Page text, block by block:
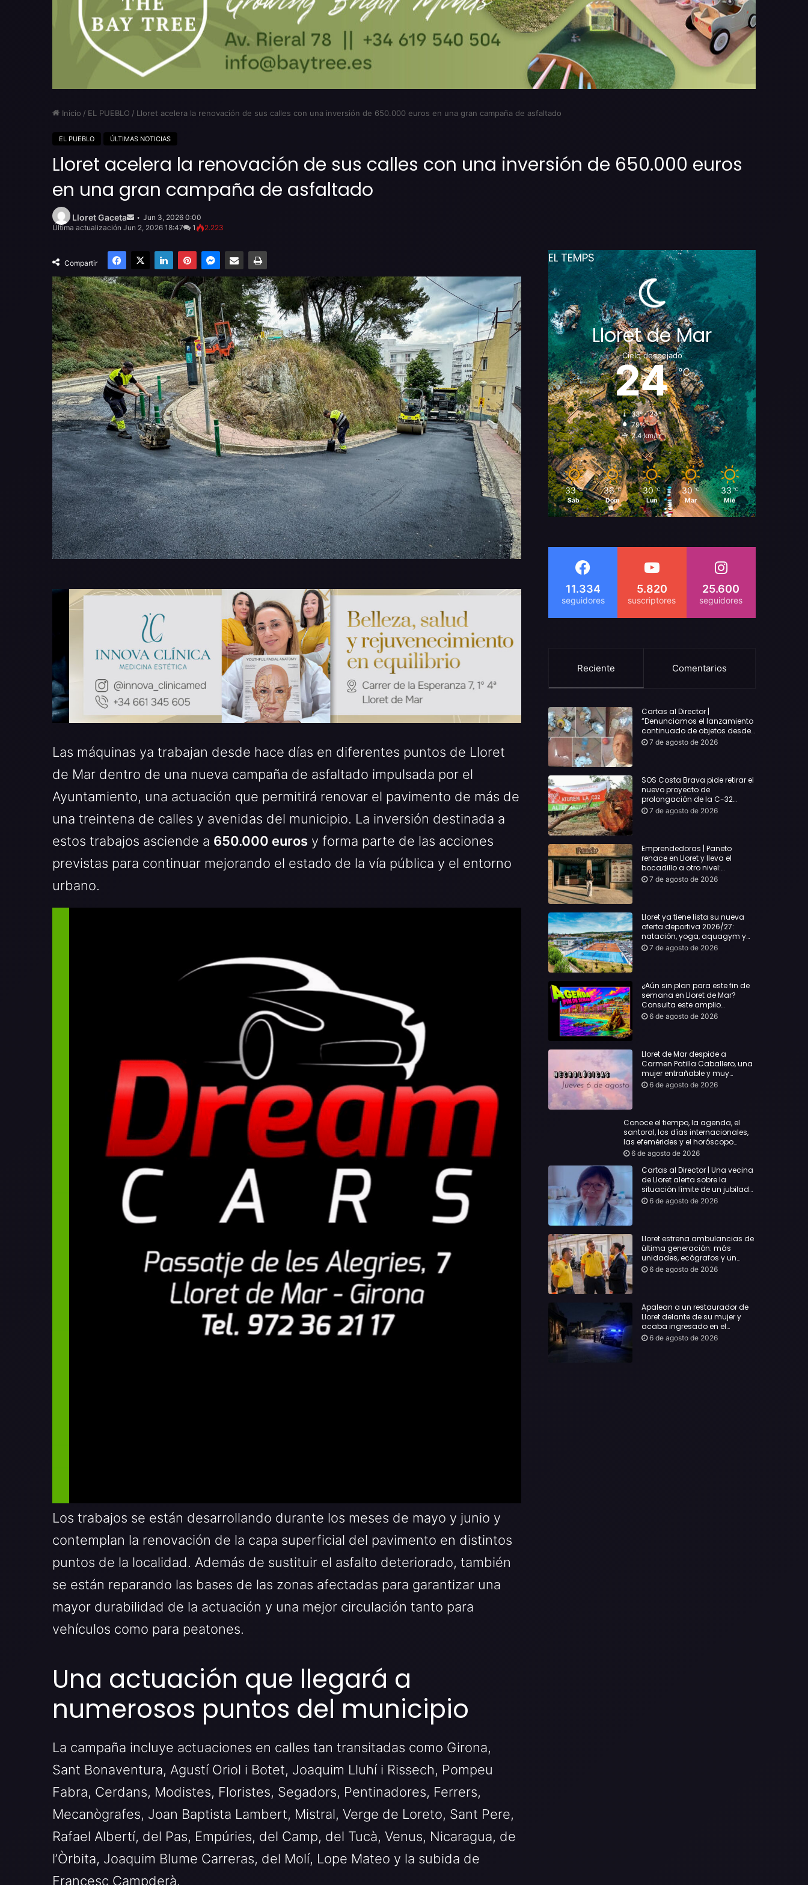
Inicio / EL PUEBLO / Lloret acelera la renovación de sus calles con una inversión de 650.000 euros en una gran campaña de asfaltado
EL PUEBLO ÚLTIMAS NOTICIAS
Lloret acelera la renovación de sus calles con una inversión de 650.000 euros
en una gran campaña de asfaltado
Lloret Gaceta
emailJun 3, 2026 0:00
Última actualización Jun 2, 2026 18:47
1 2.223
Compartir
Facebook
X LinkedInPinterestMessenger
Compartir por email Imprimir
Las máquinas ya trabajan desde hace días en diferentes puntos de Lloret
de Mar dentro de una nueva campaña de asfaltado impulsada por el
Ayuntamiento, una actuación que permitirá renovar el pavimento de más de
una treintena de calles y avenidas del municipio. La inversión destinada a
estos trabajos asciende a 650.000 euros y forma parte de las acciones
previstas para continuar mejorando el estado de la vía pública y el entorno
urbano.
Los trabajos se están desarrollando durante los meses de mayo y junio y
contemplan la renovación de la capa superficial del pavimento en distintos
puntos de la localidad. Además de sustituir el asfalto deteriorado, también
se están reparando las bases de las zonas afectadas para garantizar una
mayor durabilidad de la actuación y una mejor circulación tanto para
vehículos como para peatones.
Una actuación que llegará a
numerosos puntos del municipio
La campaña incluye actuaciones en calles tan transitadas como Girona,
Sant Bonaventura, Agustí Oriol i Botet, Joaquim Lluhí i Rissech, Pompeu
Fabra, Cerdans, Modistes, Floristes, Segadors, Pentinadores, Ferrers,
Mecanògrafes, Joan Baptista Lambert, Mistral, Verge de Loreto, Sant Pere,
Rafael Albertí, del Pas, Empúries, del Camp, del Tucà, Venus, Nicaragua, de
l’Òrbita, Joaquim Blume Carreras, del Molí, Lope Mateo y la subida de
Francesc Campderà.
EL TEMPS
Lloret de Mar
Cielo despejado
24℃
33º - 24º
79%
2.4 km/h
33 ℃
Sáb
36 ℃
Dom
30 ℃
Lun
30 ℃
Mar
33 ℃
Mié
11.334 5.820 25.600
Reciente Comentarios
Cartas al Director |
“Denunciamos el lanzamiento
continuado de objetos desde
alojamientos turísticos a
7 de agosto de 2026
SOS Costa Brava pide retirar el
nuevo proyecto de
prolongación de la C-32
hasta Lloret y reclama la
7 de agosto de 2026
Emprendedoras | Paneto
renace en Lloret y lleva el
bocadillo a otro nivel:
producto km 0 y espíritu
7 de agosto de 2026
Lloret ya tiene lista su nueva
oferta deportiva 2026/27:
natación, yoga, aquagym y
decenas de actividades para
7 de agosto de 2026
¿Aún sin plan para este fin de
semana en Lloret de Mar?
Consulta este amplio
recopilatorio de planes:
6 de agosto de 2026
Lloret de Mar despide a
Carmen Patilla Caballero, una
mujer entrañable y muy
querida
6 de agosto de 2026
Conoce el tiempo, la agenda, el
santoral, los días internacionales,
las efemérides y el horóscopo…
6 de agosto de 2026
Cartas al Director | Una vecina
de Lloret alerta sobre la
situación límite de un jubilado
de 65 años y pide una
6 de agosto de 2026
Lloret estrena ambulancias de
última generación: más
unidades, ecógrafos y un
servicio reforzado las 24 horas
6 de agosto de 2026
Apalean a un restaurador de
Lloret delante de su mujer y
acaba ingresado en el
Hospital Vall d’Hebron
6 de agosto de 2026